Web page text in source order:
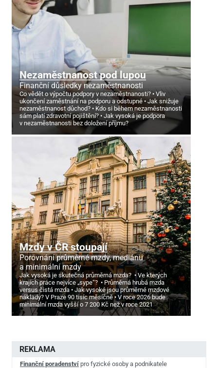
Nezaměstnanost pod lupou
Finanční důsledky nezaměstnanosti
Co vědět o výpočtu podpory v nezaměstnanosti?
Vliv
ukončení zaměstnání na podporu a odstupné
Jak snižuje
nezaměstnanost důchod?
Kdo si během nezaměstnanosti
sám platí zdravotní pojištění?
Jak vysoká je podpora
v nezaměstnanosti bez doložení příjmu?
Mzdy v ČR stoupají
Porovnání průměrné mzdy, mediánu
a minimální mzdy
Jak vysoká je skutečná průměrná mzda?
Ve kterých
krajích práce nejvíce „sype“?
Průměrná hrubá mzda
versus čistá mzda
Jak vysoké jsou průměrné mzdové
náklady? V Praze 90 tisíc měsíčně
V roce 2026 bude
minimální mzda vyšší o 7 200 Kč než v roce 2021
REKLAMA
Finanční poradenství pro fyzické osoby a podnikatele